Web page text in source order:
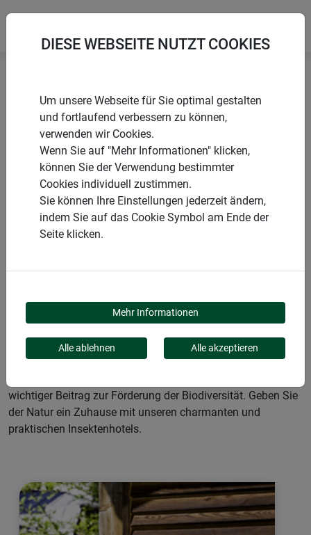
Startseite Produkte Garten
Tiere im Garten
Insektenhotels
PRODUKTKATEGORIE
INSEKTENHOTELS
Insekten: Bieten Sie Bienen, Marienkäfern und anderen Arten
Designs fügen sich die robusten, aus Massivholz gefertigten
Hotels perfekt in Ihren Garten ein. Witterungsbeständig und
wichtiger Beitrag zur Förderung der Biodiversität. Geben Sie
der Natur ein Zuhause mit unseren charmanten und
praktischen Insektenhotels.
DIESE WEBSEITE NUTZT COOKIES
Um unsere Webseite für Sie optimal gestalten
und fortlaufend verbessern zu können,
verwenden wir Cookies.
Wenn Sie auf "Mehr Informationen" klicken,
können Sie der Verwendung bestimmter
Cookies individuell zustimmen.
Sie können Ihre Einstellungen jederzeit ändern,
indem Sie auf das Cookie Symbol am Ende der
Seite klicken.
Mehr Informationen
Alle ablehnen Alle akzeptieren